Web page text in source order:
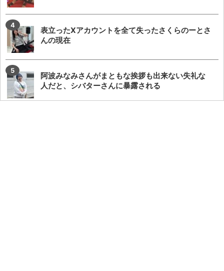
表立ったXアカウントを全て失ったさくらのーとさ
んの現在
阿波みなみさんがまともな挨拶も出来ない失礼な
人だと、シバターさんに暴露される